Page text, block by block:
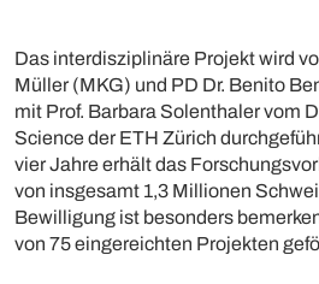
Das interdisziplinäre Projekt wird
Müller (MKG) und PD Dr. Benito
mit Prof. Barbara Solenthaler vom
Science der ETH Zürich
vier Jahre erhält das
von insgesamt 1,3 Millionen
Bewilligung ist besonders
von 75 eingereichten Projekten